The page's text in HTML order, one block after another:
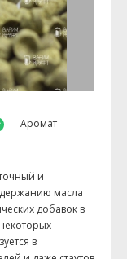
Аромат
и
масла
добавок в
в